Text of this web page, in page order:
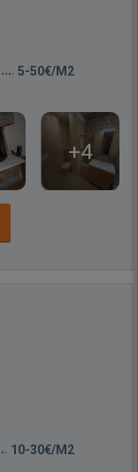
5-50€/M2
+4
10-30€/M2